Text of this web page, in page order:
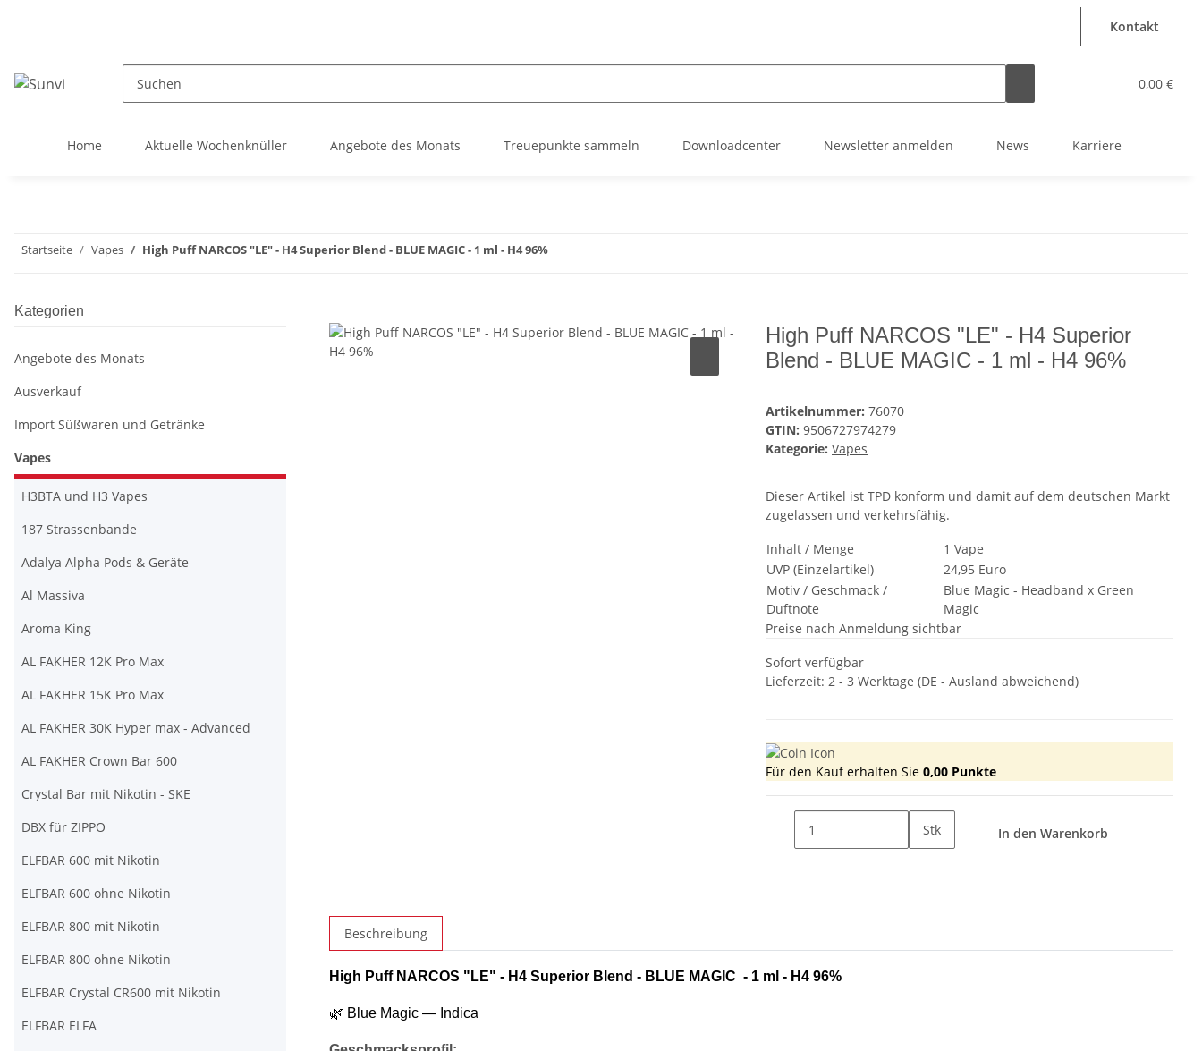
Kontakt
0,00 €
Home Aktuelle Wochenknüller Angebote des Monats Treuepunkte sammeln Downloadcenter Newsletter anmelden News Karriere
Startseite Vapes High Puff NARCOS "LE" - H4 Superior Blend - BLUE MAGIC - 1 ml - H4 96%
High Puff NARCOS "LE" - H4 Superior
Blend - BLUE MAGIC - 1 ml - H4 96%
Artikelnummer: 76070
GTIN: 9506727974279
Kategorie: Vapes
Dieser Artikel ist TPD konform und damit auf dem deutschen Markt
zugelassen und verkehrsfähig.
Inhalt / Menge
1 Vape
UVP (Einzelartikel)
24,95 Euro
Motiv / Geschmack /
Duftnote
Blue Magic - Headband x Green
Magic
Preise nach Anmeldung sichtbar
Sofort verfügbar
Lieferzeit: 2 - 3 Werktage (DE - Ausland abweichend)
Für den Kauf erhalten Sie 0,00 Punkte
Stk In den Warenkorb
Beschreibung
High Puff NARCOS "LE" - H4 Superior Blend - BLUE MAGIC - 1 ml - H4 96%
🌿 Blue Magic — Indica
Kategorien
Angebote des Monats
Ausverkauf
Import Süßwaren und Getränke
Vapes
H3BTA und H3 Vapes
187 Strassenbande
Adalya Alpha Pods & Geräte
Al Massiva
Aroma King
AL FAKHER 12K Pro Max
AL FAKHER 15K Pro Max
AL FAKHER 30K Hyper max - Advanced
AL FAKHER Crown Bar 600
Crystal Bar mit Nikotin - SKE
DBX für ZIPPO
ELFBAR 600 mit Nikotin
ELFBAR 600 ohne Nikotin
ELFBAR 800 mit Nikotin
ELFBAR 800 ohne Nikotin
ELFBAR Crystal CR600 mit Nikotin
ELFBAR ELFA